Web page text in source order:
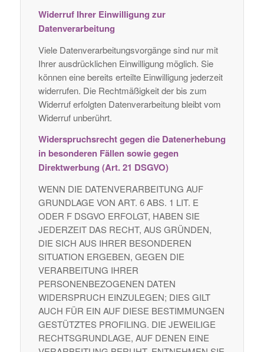
Widerruf Ihrer Einwilligung zur
Datenverarbeitung
Viele Datenverarbeitungsvorgänge sind nur mit
Ihrer ausdrücklichen Einwilligung möglich. Sie
können eine bereits erteilte Einwilligung jederzeit
widerrufen. Die Rechtmäßigkeit der bis zum
Widerruf erfolgten Datenverarbeitung bleibt vom
Widerruf unberührt.
Widerspruchsrecht gegen die Datenerhebung
in besonderen Fällen sowie gegen
Direktwerbung (Art. 21 DSGVO)
WENN DIE DATENVERARBEITUNG AUF
GRUNDLAGE VON ART. 6 ABS. 1 LIT. E
ODER F DSGVO ERFOLGT, HABEN SIE
JEDERZEIT DAS RECHT, AUS GRÜNDEN,
DIE SICH AUS IHRER BESONDEREN
SITUATION ERGEBEN, GEGEN DIE
VERARBEITUNG IHRER
PERSONENBEZOGENEN DATEN
WIDERSPRUCH EINZULEGEN; DIES GILT
AUCH FÜR EIN AUF DIESE BESTIMMUNGEN
GESTÜTZTES PROFILING. DIE JEWEILIGE
RECHTSGRUNDLAGE, AUF DENEN EINE